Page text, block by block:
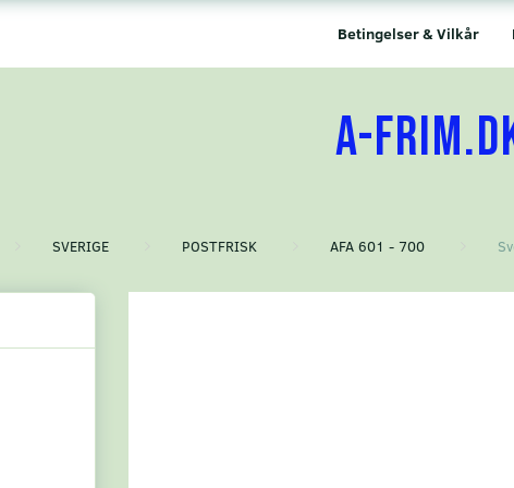
Betingelser & Vilkår
A-
SVERIGE POSTFRISK AFA 601 - 700